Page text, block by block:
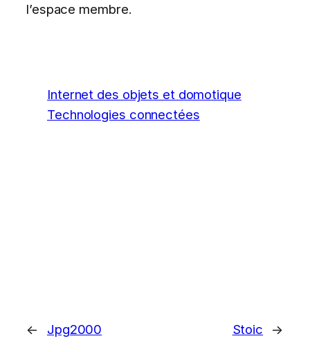
l’espace membre.
Internet des objets et domotique
Technologies connectées
← Jpg2000 Stoic →